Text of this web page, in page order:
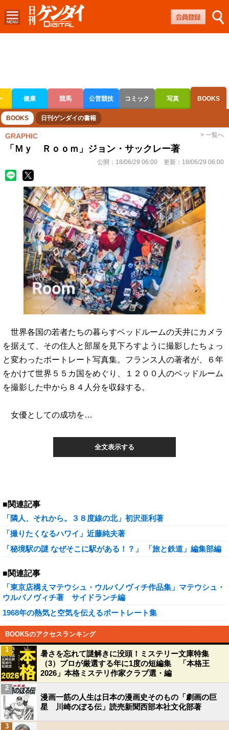
健康 競馬 公営競技 コミック 写真 BOOKS
ボートレース 競輪 オートレース
BOOKS 日刊ゲンダイの書籍
GRAPHIC > 一覧へ
「Ｍｙ Ｒｏｏｍ」ジョン・サックレー著
公開： 18/06/29 06:00 更新： 18/06/29 06:00
世界各国の若者たちの暮らすベッドルームの天井にカメラ
を据えて、その住人と部屋を見下ろすように撮影したちょっ
と変わったポートレート写真集。フランス人の著者が、６年
をかけて世界５５カ国をめぐり、１２００人のベッドルーム
を撮影した中から８４人分を収録する。
女優としての成功を…
全文表示する
■関連記事
「隣人、それから。３８度線の北」初沢亜利著
「撮りたくなるハワイ」近藤純夫著
「秘境駅の謎 なぜそこに駅がある！？」 「旅と鉄道」編集部編
■関連記事
「東京店構えマテウシュ・ウルバノヴィチ作品集」マテウシュ・
ウルバノヴィチ著 サイドランチ編
1968年の熱気と空気を伝えるポートレート集
BOOKSのアクセスランキング
暑さを忘れて謎解きに没頭！ミステリー文庫特集
（3）プロが厳選する年に1度の短編集 「本格王
2026」本格ミステリ作家クラブ選・編
1
漫画一筋の人生は日本の漫画史そのもの「劇画の巨
星 川崎のぼる伝」読売新聞西部本社文化部著
2
3